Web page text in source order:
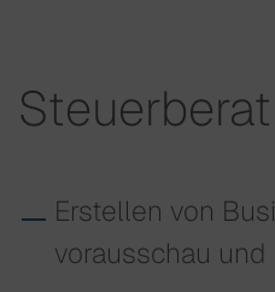
Erstellen von
vorausschau und